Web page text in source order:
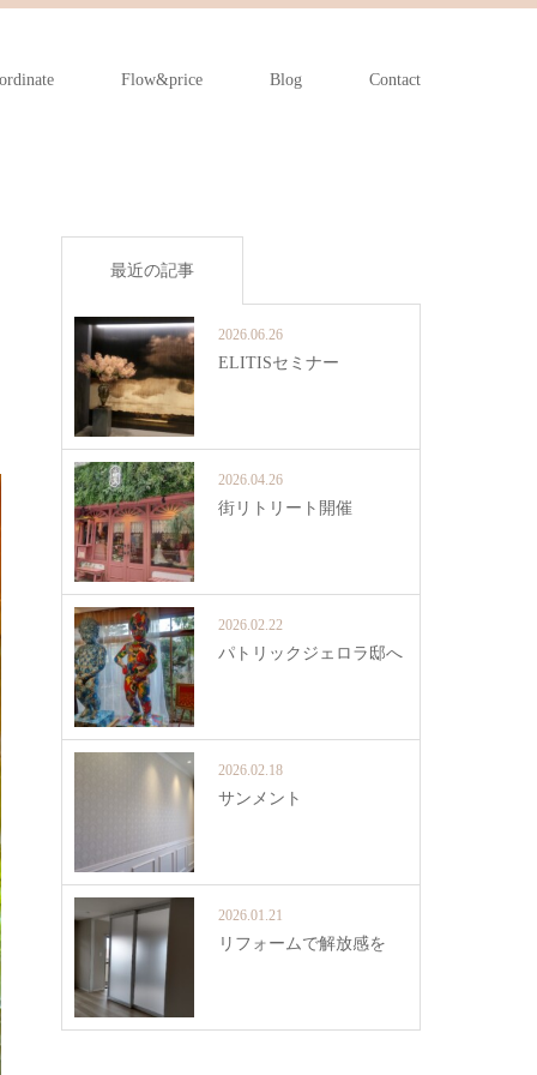
Flow&price Blog Contact
最近の記事
2026.06.26
ELITISセミナー
2026.04.26
街リトリート開催
2026.02.22
パトリックジェロラ邸へ
2026.02.18
サンメント
2026.01.21
リフォームで解放感を